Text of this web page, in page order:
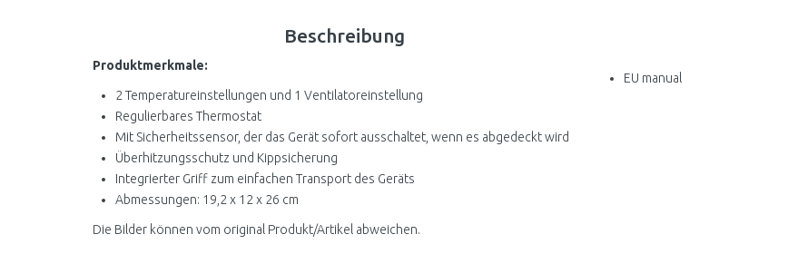
Beschreibung
Produktmerkmale:
2 Temperatureinstellungen und 1 Ventilatoreinstellung
Regulierbares Thermostat
Mit Sicherheitssensor, der das Gerät sofort ausschaltet, wenn es abgedeckt wird
Überhitzungsschutz und Kippsicherung
Integrierter Griff zum einfachen Transport des Geräts
Abmessungen: 19,2 x 12 x 26 cm
Die Bilder können vom original Produkt/Artikel abweichen.
EU manual